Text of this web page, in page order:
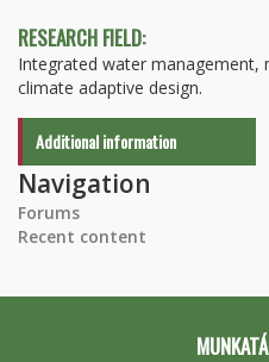
RESEARCH FIELD:
Integrated water management,
climate adaptive design.
Additional information
Navigation
Forums
Recent content